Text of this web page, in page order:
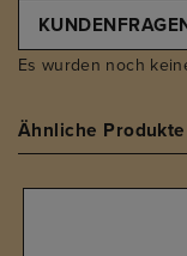
Es wurden noch
Ähnliche Produkte